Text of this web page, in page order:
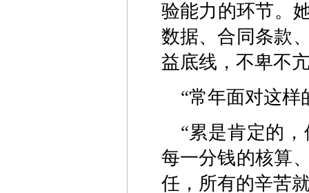
验能力的环节。
数据、合同条款
益底线，不卑不
“常年面对这样
“累是肯定的
每一分钱的核算
任，所有的辛苦